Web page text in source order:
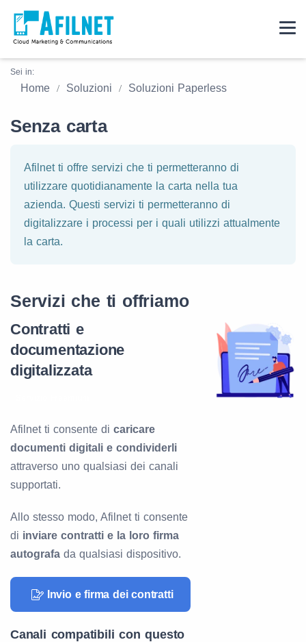
Sei in:
Home Soluzioni Soluzioni Paperless
Senza carta
Afilnet ti offre servizi che ti permetteranno di
utilizzare quotidianamente la carta nella tua
azienda. Questi servizi ti permetteranno di
digitalizzare i processi per i quali utilizzi attualmente
la carta.
Servizi che ti offriamo
Contratti e
documentazione
digitalizzata
Afilnet ti consente di caricare
documenti digitali e condividerli
attraverso uno qualsiasi dei canali
supportati.
Allo stesso modo, Afilnet ti consente
di inviare contratti e la loro firma
autografa da qualsiasi dispositivo.
Invio e firma dei contratti
Canali compatibili con questo